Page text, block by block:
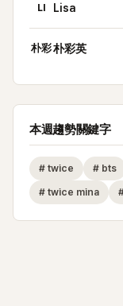
LI Lisa
朴彩朴彩英
本週趨勢關鍵字
# twice # bts
# twice mina